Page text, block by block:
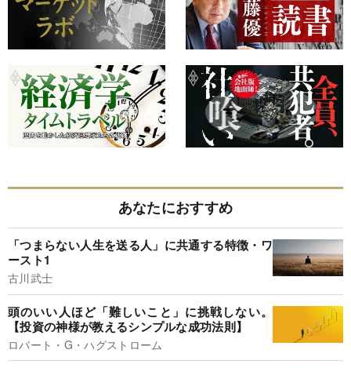
あなたにおすすめ
「つまらない人生を送る人」に共通する特徴・ワ
ースト1
古川武士
頭のいい人ほど「難しいこと」に挑戦しない。
【投資の神様が教えるシンプルな成功法則】
ロバート・G・ハグストローム